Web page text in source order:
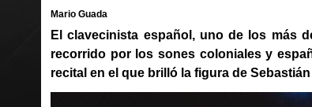
Mario Guada
El clavecinista español, uno de los más
recorrido por los sones coloniales y
recital en el que brilló la figura de